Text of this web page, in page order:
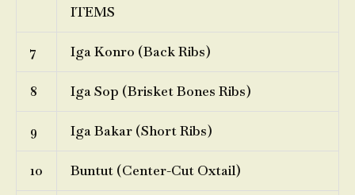
ITEMS
7 Iga Konro (Back Ribs)
8 Iga Sop (Brisket Bones Ribs)
9 Iga Bakar (Short Ribs)
10 Buntut (Center-Cut Oxtail)